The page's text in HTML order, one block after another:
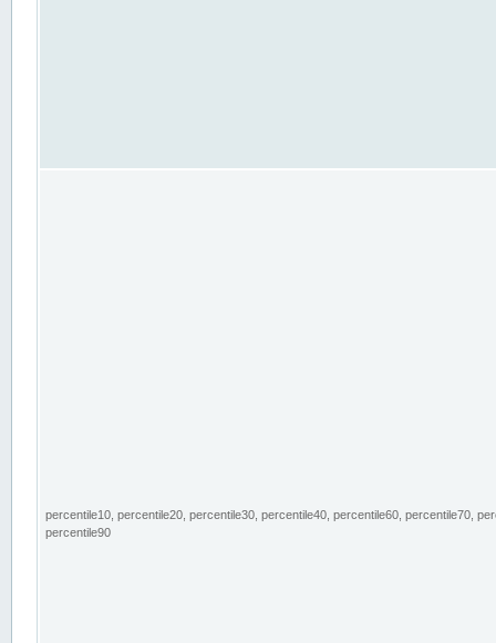
percentile10, percentile20, percentile30, percentile40, percentile60, percentile70,
percentile90